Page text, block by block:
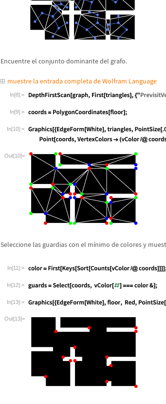
Encuentre el conjunto dominante del grafo.
muestre la entrada completa de Wolfram Language
In[8]:=
In[9]:=
In[10]:=
Out[10]=
Seleccione las guardias con el mínimo de colores y
In[11]:=
In[12]:=
In[13]:=
Out[13]=